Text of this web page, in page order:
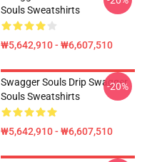
Souls Sweatshirts
₩5,642,910 - ₩6,607,510
Swagger Souls Drip Swagger
Souls Sweatshirts
₩5,642,910 - ₩6,607,510
-20%